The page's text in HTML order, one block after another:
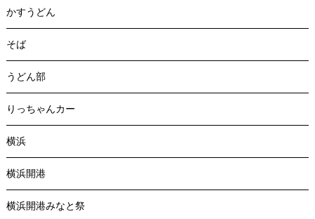
かすうどん
そば
うどん部
りっちゃんカー
横浜
横浜開港
横浜開港みなと祭